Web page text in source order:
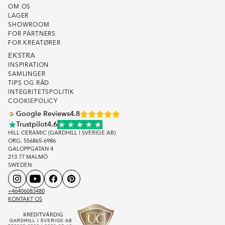
OM OS
LAGER
SHOWROOM
FOR PARTNERS
FOR KREATØRER
EKSTRA
INSPIRATION
SAMLINGER
TIPS OG RÅD
INTEGRITETSPOLITIK
COOKIEPOLICY
Google Reviews4.8
Trustpilot4.6
HILL CERAMIC (GARDHILL I SVERIGE AB)
ORG. 556865-6986
GALOPPGATAN 4
213 77 MALMÖ
SWEDEN
+46406083480
KONTAKT OS